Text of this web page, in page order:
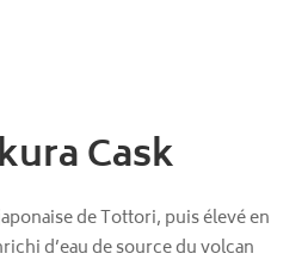
Cask
de Tottori, puis élevé en
d’eau de source du volcan